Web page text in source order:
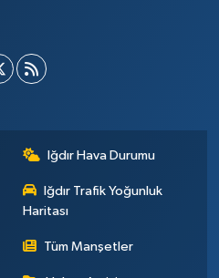
Iğdır Hava Durumu
Iğdır Trafik Yoğunluk
Haritası
Tüm Manşetler